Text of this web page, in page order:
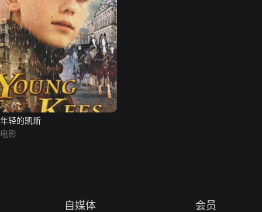
年轻的凯斯
电影
自媒体 会员